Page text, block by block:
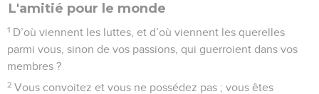
L'amitié pour le monde
1 D’où viennent les luttes, et d’où viennent les querelles
parmi vous, sinon de vos passions, qui guerroient dans vos
membres ?
2 Vous convoitez et vous ne possédez pas ; vous êtes